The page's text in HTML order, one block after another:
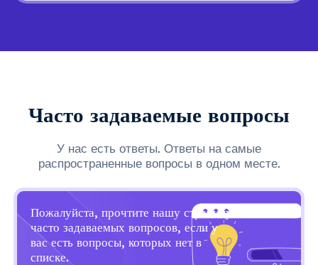
Часто задаваемые вопросы
У нас есть ответы. Ответы на самые
распространенные вопросы в одном месте.
Пожалуйста, прочтите нашу страницу
часто задаваемых вопросов, если у
вас есть вопросы, которых нет в
списке.